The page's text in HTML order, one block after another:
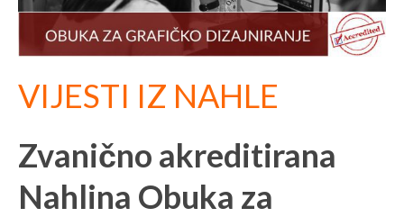
VIJESTI IZ NAHLE
Zvanično akreditirana
Nahlina Obuka za